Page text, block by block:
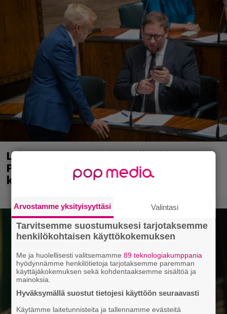
Laittomasta graffitista kiinni jäänyt
Paavo Arhinmäki jälleen spraypullo
kädessä – näitä puolueita ei kiinnosta
Arvostamme yksityisyyttäsi Valintasi
Tarvitsemme suostumuksesi tarjotaksemme
henkilökohtaisen käyttökokemuksen
Me ja huolellisesti valitsemamme89 teknologiakumppania
hyödynnämme henkilötietoja tarjotaksemme paremman
käyttäjäkokemuksen sekä kohdentaaksemme sisältöä ja
mainoksia.
Hyväksymällä suostut tietojesi käyttöön seuraavasti
Käytämme laitetunnisteita ja tallennamme evästeitä